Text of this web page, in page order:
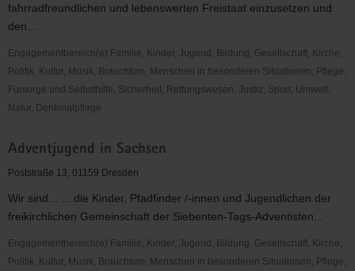
fahrradfreundlichen und lebenswerten Freistaat einzusetzen und
den...
Engagementbereich(e) Familie, Kinder, Jugend, Bildung, Gesellschaft, Kirche,
Politik, Kultur, Musik, Brauchtum, Menschen in besonderen Situationen, Pflege,
Fürsorge und Selbsthilfe, Sicherheit, Rettungswesen, Justiz, Sport, Umwelt,
Natur, Denkmalpflege
Sachsen
e.V.
Adventjugend in Sachsen
Poststraße 13, 01159 Dresden
Wir sind... ... die Kinder, Pfadfinder /-innen und Jugendlichen der
freikirchlichen Gemeinschaft der Siebenten-Tags-Adventisten...
Engagementbereich(e) Familie, Kinder, Jugend, Bildung, Gesellschaft, Kirche,
Politik, Kultur, Musik, Brauchtum, Menschen in besonderen Situationen, Pflege,